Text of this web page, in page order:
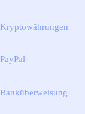
Kryptowährungen
PayPal
Banküberweisung